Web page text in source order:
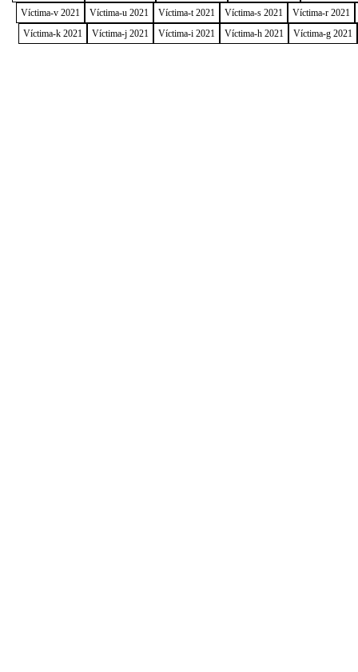
Víctima-v 2021
Víctima-u 2021 Víctima-t 2021 Víctima-s 2021
Víctima-r 2021
Víctima-k 2021
Víctima-j 2021 Víctima-i 2021 Víctima-h 2021 Víctima-g 2021